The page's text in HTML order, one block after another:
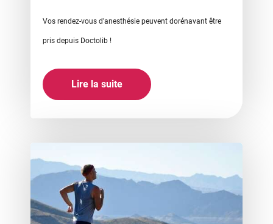
Vos rendez-vous d'anesthésie peuvent dorénavant être
pris depuis Doctolib !
Lire la suite